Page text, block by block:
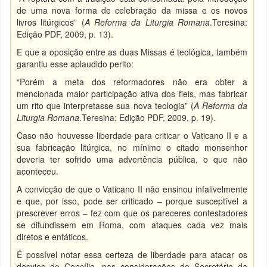
de uma nova forma de celebração da missa e os novos
livros litúrgicos” (A Reforma da Liturgia Romana.Teresina:
Edição PDF, 2009, p. 13).
E que a oposição entre as duas Missas é teológica, também
garantiu esse aplaudido perito:
“Porém a meta dos reformadores não era obter a
mencionada maior participação ativa dos fieis, mas fabricar
um rito que interpretasse sua nova teologia” (A Reforma da
Liturgia Romana.Teresina: Edição PDF, 2009, p. 19).
Caso não houvesse liberdade para criticar o Vaticano II e a
sua fabricação litúrgica, no mínimo o citado monsenhor
deveria ter sofrido uma advertência pública, o que não
aconteceu.
A convicção de que o Vaticano II não ensinou infalivelmente
e que, por isso, pode ser criticado – porque susceptível a
prescrever erros – fez com que os pareceres contestadores
se difundissem em Roma, com ataques cada vez mais
diretos e enfáticos.
É possível notar essa certeza de liberdade para atacar os